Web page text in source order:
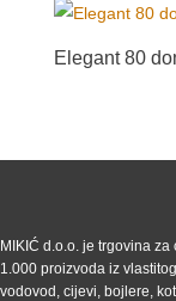
Elegant 80
MIKIĆ d.o.o. je trgovina
1.000 proizvoda iz
vodovod, cijevi, bojlere,